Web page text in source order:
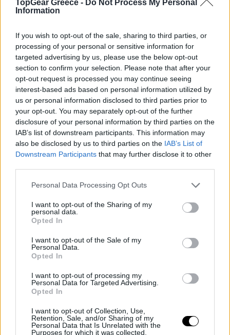
TopGear Greece - Do Not Process My Personal
Information
If you wish to opt-out of the sale, sharing to third parties, or
processing of your personal or sensitive information for
targeted advertising by us, please use the below opt-out
section to confirm your selection. Please note that after your
opt-out request is processed you may continue seeing
interest-based ads based on personal information utilized by
us or personal information disclosed to third parties prior to
your opt-out. You may separately opt-out of the further
disclosure of your personal information by third parties on the
IAB’s list of downstream participants. This information may
also be disclosed by us to third parties on the IAB’s List of
Downstream Participants that may further disclose it to other
Please note that this website/app uses one or more Google
not limited to your visit or usage behaviour. You may click to
grant or deny consent to Google and its third-party tags to
use your data for below specified purposes in below Google
consent section.
Personal Data Processing Opt Outs
I want to opt-out of the Sharing of my
personal data.
Opted In
I want to opt-out of the Sale of my
Personal Data.
Opted In
I want to opt-out of processing my
Personal Data for Targeted Advertising.
Opted In
I want to opt-out of Collection, Use,
Retention, Sale, and/or Sharing of my
Personal Data that Is Unrelated with the
Purposes for which it was collected.